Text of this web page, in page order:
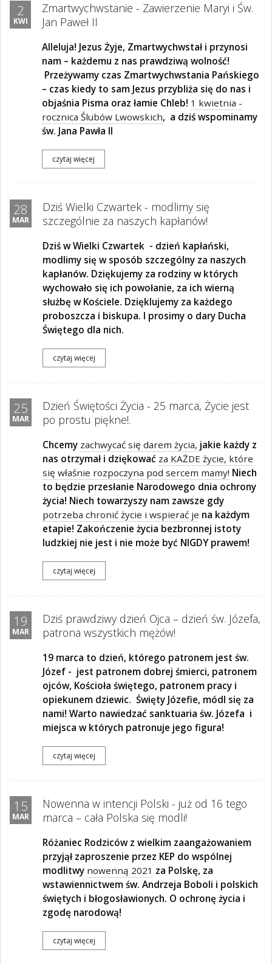
2
KWI
Zmartwychwstanie - Zawierzenie Maryi i Św.
Jan Paweł II
Alleluja! Jezus Żyje, Zmartwychwstał i przynosi
nam – każdemu z nas prawdziwą wolność!
Przeżywamy czas Zmartwychwstania Pańskiego
– czas kiedy to sam Jezus przybliża się do nas i
objaśnia Pisma oraz łamie Chleb! 1 kwietnia -
rocznica Ślubów Lwowskich, a dziś wspominamy
św. Jana Pawła II
czytaj więcej
28
MAR
Dziś Wielki Czwartek - modlimy się
szczególnie za naszych kapłanów!
Dziś w Wielki Czwartek - dzień kapłański,
modlimy się w sposób szczególny za naszych
kapłanów. Dziękujemy za rodziny w których
wychowało się ich powołanie, za ich wierną
służbę w Kościele. Dzięklujemy za każdego
proboszcza i biskupa. I prosimy o dary Ducha
Świętego dla nich.
czytaj więcej
25
MAR
Dzień Świętości Życia - 25 marca, Życie jest
po prostu piękne!.
Chcemy zachwycać się darem życia, jakie każdy z
nas otrzymał i dziękować za KAŻDE życie, które
się właśnie rozpoczyna pod sercem mamy! Niech
to będzie przesłanie Narodowego dnia ochrony
życia! Niech towarzyszy nam zawsze gdy
potrzeba chronić życie i wspierać je na każdym
etapie! Zakończenie życia bezbronnej istoty
ludzkiej nie jest i nie może być NIGDY prawem!
czytaj więcej
19
MAR
Dziś prawdziwy dzień Ojca – dzień św. Józefa,
patrona wszystkich mężów!
19 marca to dzień, którego patronem jest św.
Józef - jest patronem dobrej śmierci, patronem
ojców, Kościoła świętego, patronem pracy i
opiekunem dziewic. Święty Józefie, módl się za
nami! Warto nawiedzać sanktuaria św. Józefa i
miejsca w których patronuje jego figura!
czytaj więcej
15
MAR
Nowenna w intencji Polski - już od 16 tego
marca – cała Polska się modli!
Różaniec Rodziców z wielkim zaangażowaniem
przyjął zaproszenie przez KEP do wspólnej
modlitwy nowenną 2021 za Polskę, za
wstawiennictwem św. Andrzeja Boboli i polskich
świętych i błogosławionych. O ochronę życia i
zgodę narodową!
czytaj więcej